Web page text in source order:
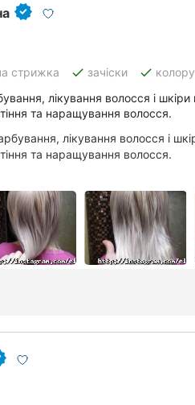
стрижка done зачіски done
лікування волосся і шкіри
та наращування волосся.
лікування волосся і
та наращування волосся.